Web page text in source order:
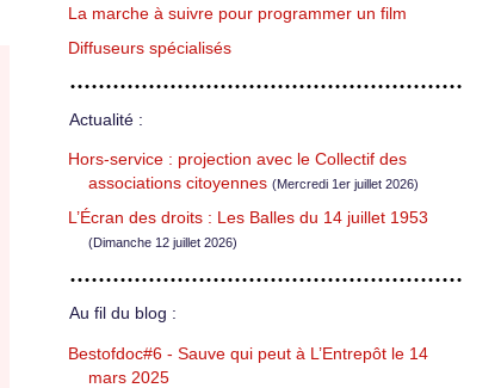
La marche à suivre pour programmer un film
Diffuseurs spécialisés
Actualité :
Hors-service : projection avec le Collectif des
associations citoyennes (Mercredi 1er juillet 2026)
L’Écran des droits : Les Balles du 14 juillet 1953
(Dimanche 12 juillet 2026)
Au fil du blog :
Bestofdoc#6 - Sauve qui peut à L’Entrepôt le 14
mars 2025